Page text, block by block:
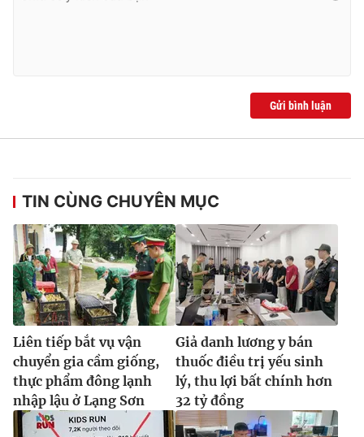
Gửi bình luận
TIN CÙNG CHUYÊN MỤC
Liên tiếp bắt vụ vận
chuyển gia cầm giống,
thực phẩm đông lạnh
nhập lậu ở Lạng Sơn
Giả danh lương y bán
thuốc điều trị yếu sinh
lý, thu lợi bất chính hơn
32 tỷ đồng